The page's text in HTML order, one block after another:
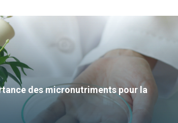
des micronutriments pour la